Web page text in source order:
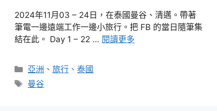
2024年11月03 – 24日，在泰國曼谷、清邁。帶著
筆電一邊遠端工作一邊小旅行。把 FB 的當日隨筆集
結在此。 Day 1 – 22 … 閱讀更多
分
類
亞洲 、旅行 、泰國
標
曼谷